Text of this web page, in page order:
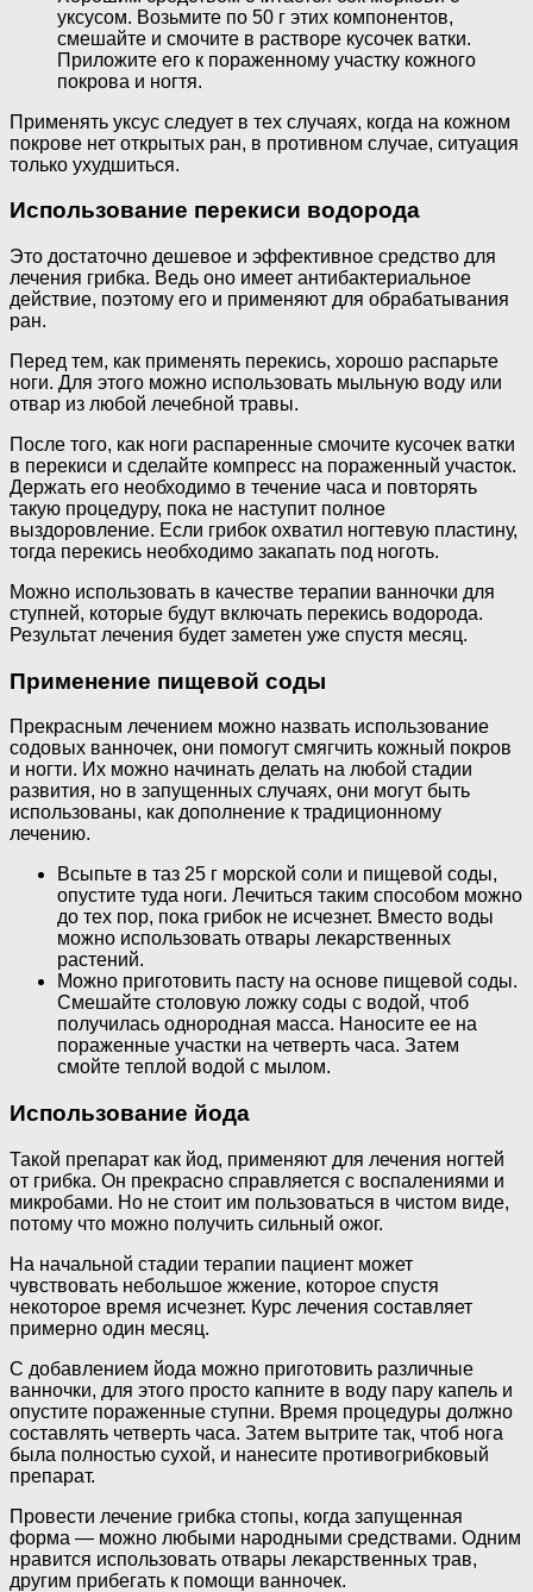
уксусом. Возьмите по 50 г этих компонентов,
смешайте и смочите в растворе кусочек ватки.
Приложите его к пораженному участку кожного
покрова и ногтя.
Применять уксус следует в тех случаях, когда на кожном
покрове нет открытых ран, в противном случае, ситуация
только ухудшиться.
Использование перекиси водорода
Это достаточно дешевое и эффективное средство для
лечения грибка. Ведь оно имеет антибактериальное
действие, поэтому его и применяют для обрабатывания
ран.
Перед тем, как применять перекись, хорошо распарьте
ноги. Для этого можно использовать мыльную воду или
отвар из любой лечебной травы.
После того, как ноги распаренные смочите кусочек ватки
в перекиси и сделайте компресс на пораженный участок.
Держать его необходимо в течение часа и повторять
такую процедуру, пока не наступит полное
выздоровление. Если грибок охватил ногтевую пластину,
тогда перекись необходимо закапать под ноготь.
Можно использовать в качестве терапии ванночки для
ступней, которые будут включать перекись водорода.
Результат лечения будет заметен уже спустя месяц.
Применение пищевой соды
Прекрасным лечением можно назвать использование
содовых ванночек, они помогут смягчить кожный покров
и ногти. Их можно начинать делать на любой стадии
развития, но в запущенных случаях, они могут быть
использованы, как дополнение к традиционному
лечению.
Всыпьте в таз 25 г морской соли и пищевой соды,
опустите туда ноги. Лечиться таким способом можно
до тех пор, пока грибок не исчезнет. Вместо воды
можно использовать отвары лекарственных
растений.
Можно приготовить пасту на основе пищевой соды.
Смешайте столовую ложку соды с водой, чтоб
получилась однородная масса. Наносите ее на
пораженные участки на четверть часа. Затем
смойте теплой водой с мылом.
Использование йода
Такой препарат как йод, применяют для лечения ногтей
от грибка. Он прекрасно справляется с воспалениями и
микробами. Но не стоит им пользоваться в чистом виде,
потому что можно получить сильный ожог.
На начальной стадии терапии пациент может
чувствовать небольшое жжение, которое спустя
некоторое время исчезнет. Курс лечения составляет
примерно один месяц.
С добавлением йода можно приготовить различные
ванночки, для этого просто капните в воду пару капель и
опустите пораженные ступни. Время процедуры должно
составлять четверть часа. Затем вытрите так, чтоб нога
была полностью сухой, и нанесите противогрибковый
препарат.
Провести лечение грибка стопы, когда запущенная
форма — можно любыми народными средствами. Одним
нравится использовать отвары лекарственных трав,
другим прибегать к помощи ванночек.